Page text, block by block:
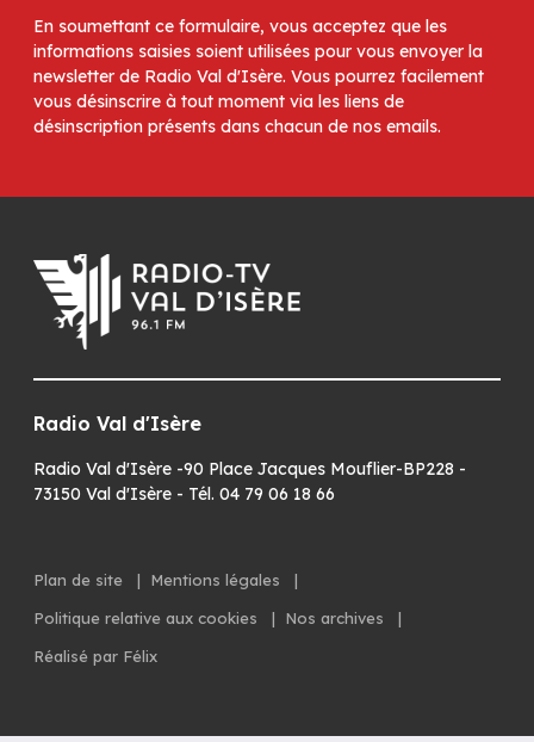
En soumettant ce formulaire, vous acceptez que les
informations saisies soient utilisées pour vous envoyer la
newsletter de Radio Val d'Isère. Vous pourrez facilement
vous désinscrire à tout moment via les liens de
désinscription présents dans chacun de nos emails.
Radio Val d'Isère
Radio Val d'Isère -90 Place Jacques Mouflier-BP228 -
73150 Val d'Isère - Tél. 04 79 06 18 66
Plan de site | Mentions légales
|
Politique relative aux cookies
| Nos archives
|
Réalisé par Félix